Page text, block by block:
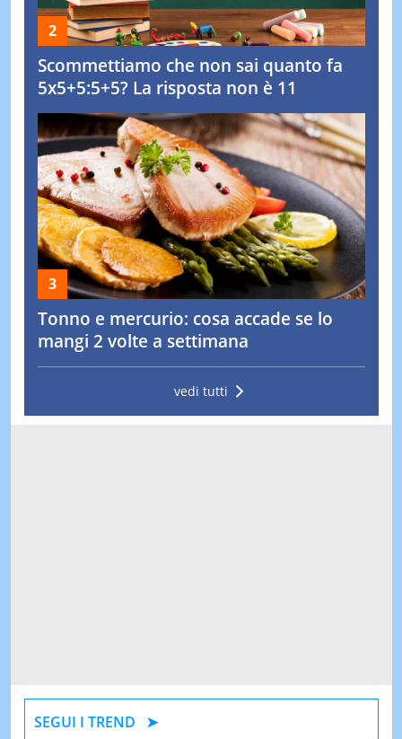
Scommettiamo che non sai quanto fa
5x5+5:5+5? La risposta non è 11
Tonno e mercurio: cosa accade se lo
mangi 2 volte a settimana
vedi tutti
SEGUI I TREND